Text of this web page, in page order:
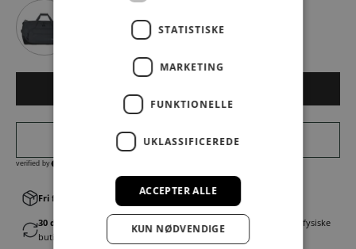
Fri fragt v. køb over 499,00 kr.│Levering 1-3 hverdage
30 dages fortrydelsesret│Byt eller returner gratis i en af vores fysiske
butikker
STATISTISKE
MARKETING
FUNKTIONELLE
UKLASSIFICEREDE
ACCEPTER ALLE
KUN NØDVENDIGE